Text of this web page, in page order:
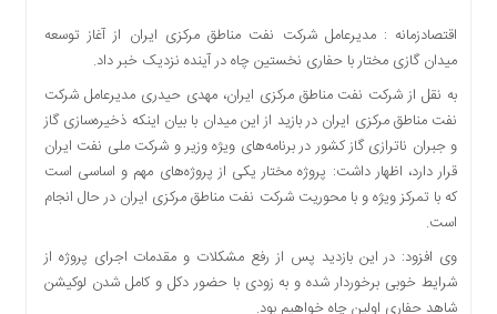
انرژی
منظقه
دسترسی
سریع
تماس
اقتصادزمانه : مدیرعامل شرکت نفت مناطق مرکزی ایران از آغاز توسعه
میدان گازی مختار با حفاری نخستین چاه در آینده نزدیک خبر داد.
به نقل از شرکت نفت مناطق مرکزی ایران، مهدی حیدری مدیرعامل شرکت
نفت مناطق مرکزی ایران در بازید از این میدان با بیان اینکه ذخیره‌سازی گاز
و جبران ناترازی گاز کشور در برنامه‌های ویژه وزیر و شرکت ملی نفت ایران
قرار دارد، اظهار داشت: پروژه مختار یکی از پروژه‌های مهم و اساسی است
که با تمرکز ویژه و با محوریت شرکت نفت مناطق مرکزی ایران در حال انجام
است.
وی افزود: در این بازدید پس از رفع مشکلات و مقدمات اجرای پروژه از
شرایط خوبی برخوردار شده و به زودی با حضور دکل و کامل شدن لوکیشن
شاهد حفاری اولین چاه خواهیم بود.